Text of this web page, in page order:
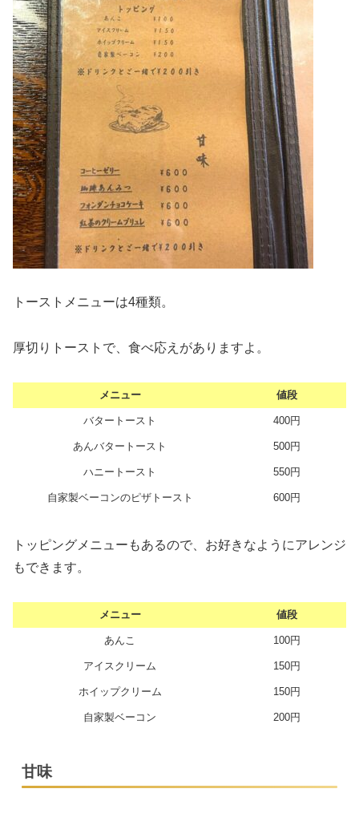
トーストメニューは4種類。
厚切りトーストで、食べ応えがありますよ。
メニュー 値段
バタートースト 400円
あんバタートースト 500円
ハニートースト 550円
自家製ベーコンのピザトースト 600円
トッピングメニューもあるので、お好きなようにアレンジ
もできます。
メニュー 値段
あんこ 100円
アイスクリーム 150円
ホイップクリーム 150円
自家製ベーコン 200円
甘味